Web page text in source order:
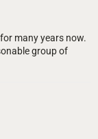
many years now.
group of